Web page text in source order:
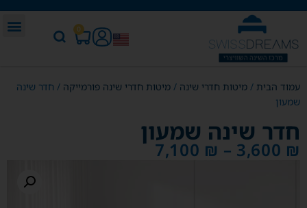
0
עמוד הבית / מיטות חדרי שינה / מיטות חדרי שינה פורמייקה / חדר שינה
שמעון
חדר שינה שמעון
3,600 ₪
–
7,100 ₪